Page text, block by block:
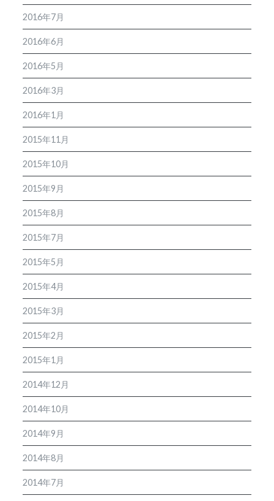
2016年7月
2016年6月
2016年5月
2016年3月
2016年1月
2015年11月
2015年10月
2015年9月
2015年8月
2015年7月
2015年5月
2015年4月
2015年3月
2015年2月
2015年1月
2014年12月
2014年10月
2014年9月
2014年8月
2014年7月